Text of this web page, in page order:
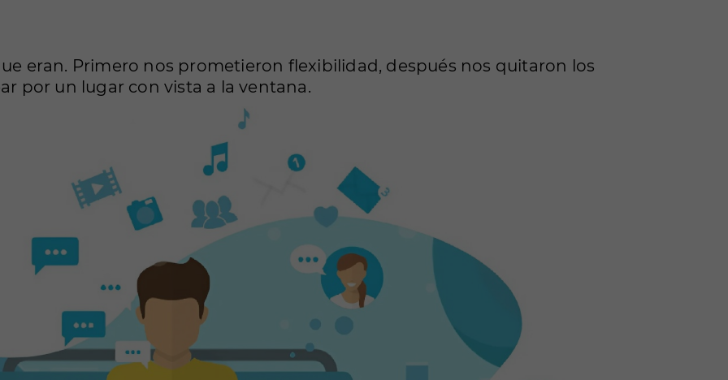
eran. Primero nos prometieron flexibilidad, después nos quitaron los
por un lugar con vista a la ventana.